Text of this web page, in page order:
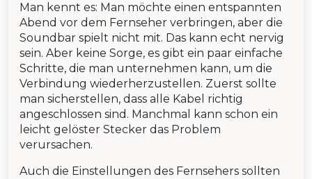
Man kennt es: Man möchte einen entspannten
Abend vor dem Fernseher verbringen, aber die
Soundbar spielt nicht mit. Das kann echt nervig
sein. Aber keine Sorge, es gibt ein paar einfache
Schritte, die man unternehmen kann, um die
Verbindung wiederherzustellen. Zuerst sollte
man sicherstellen, dass alle Kabel richtig
angeschlossen sind. Manchmal kann schon ein
leicht gelöster Stecker das Problem
verursachen.
Auch die Einstellungen des Fernsehers sollten